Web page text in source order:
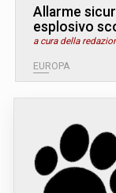
Allarme
esplosivo
a cura della
EUROPA